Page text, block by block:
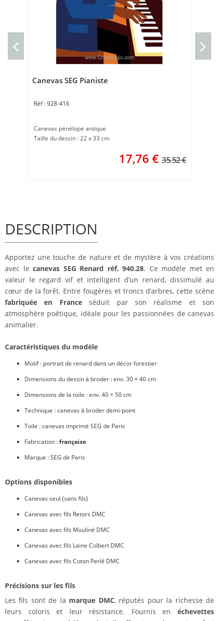
Canevas SEG Pianiste
928-416
Canevas pénélope antique
Taille du dessin : 22 x 33 cm
17,76 € 35.52 €
DESCRIPTION
Apportez une touche de nature et de mystère à vos créations
avec le canevas SEG Renard réf. 940.28. Ce modèle met en
valeur le regard vif et intelligent d’un renard, dissimulé au
cœur de la forêt. Entre fougères et troncs d’arbres, cette scène
fabriquée en Franceséduit par son réalisme et son
atmosphère poétique, idéale pour les passionnées de canevas
animalier.
Caractéristiques du modèle
Motif : portrait de renard dans un décor forestier
Dimensions du dessin à broder : env. 30 × 40 cm
Dimensions de la toile : env. 40 × 50 cm
Technique : canevas à broder demi-point
Toile : canevas imprimé SEG de Paris
Fabrication :française
Marque : SEG de Paris
Options disponibles
Canevas seul (sans fils)
Canevas avec fils Retors DMC
Canevas avec fils Mouliné DMC
Canevas avec fils Laine Colbert DMC
Canevas avec fils Coton Perlé DMC
Précisions sur les fils
Les fils sont de la marque DMC, réputés pour la richesse de
leurs coloris et leur résistance. Fournis en échevettes